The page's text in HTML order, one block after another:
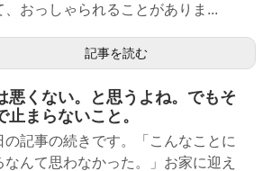
、おっしゃられることがありま...
記事を読む
悪くない。と思うよね。でもそ
止まらないこと。
の記事の続きです。「こんなことに
なんて思わなかった。」お家に迎え